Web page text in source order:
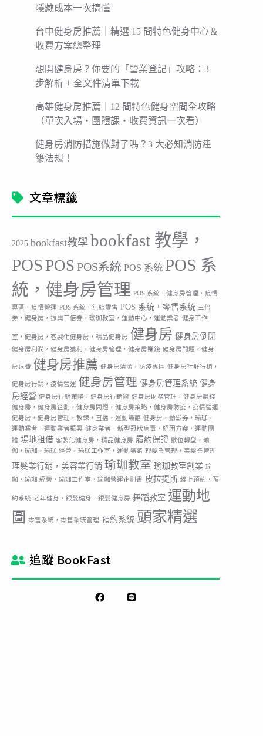
隱藏成本一次搞懂
台中健身房推薦｜精選 15 間特色健身中心＆
收費方案總整理
想開健身房？你要的「營業登記」攻略：3
步解析 + 全文件清單下載
高雄健身房推薦｜12 間特色健身空間全攻略
（單次入場・團體課・收費資訊一次看）
健身房消防措施做對了嗎？3 大必知消防建
築法規！
文章標籤
2025 bookfast教學 bookfast 教學，
POS POS POS系統 POS 系統 POS 系
統，健身房管理 POS 系統，健身房管理，疫情
專區，疫情營運 POS 系統，無線零售 POS 系統，零售系統 三倍
券，健身房，振興三倍券，瑜珈教室，運動中心，運動業者 健身工作
室，健身房，客製化健身房，精品健身房 健身房 健身房倒閉
健身房利潤，健身房獲利，健身房管理，健身房賺錢 健身房問題，健身
房退費 健身房推薦 健身房清潔，防疫專區 健身房社群行銷，
健身房行銷，疫情營運 健身房管理 健身房管理系統 健身
房經營 健身房行銷策略，健身房行銷術 健身房財務管理，健身房賺錢
健身房，健身房企劃，健身房問題，健身房策略，健身房防疫，疫情營運
健身房，健身房管理，教練，直播，運動場館 健身房，動滋券，瑜珈，
運動業者，運動業者振興 健身業者，新型冠狀病毒，紓困方案，運動團
體 場地租借 客製化健身房，精品健身房 履約保證 數位轉型，瑜
伽，瑜珈，瑜珈 經營，瑜珈工作室，運動場館 理髮業管理，美髮業管理
理髮業行銷，美容業行銷 瑜珈教室 瑜珈教室創業 瑜
珈，瑜珈 經營，瑜珈工作室，瑜珈營運企劃書 皮拉提斯 線上預約，預
約系統 老年健身，銀髮健身，銀髮健身房 舞蹈教室 運動地
圖
零售系統，零售系統管理 預約系統 頭家精選
追蹤 BookFast